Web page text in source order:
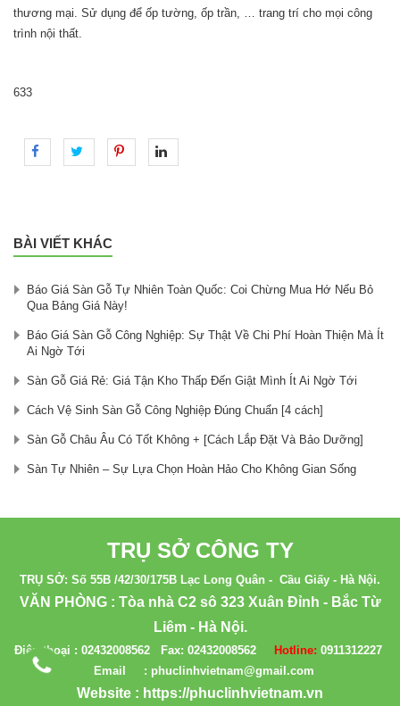
thương mại. Sử dụng để ốp tường, ốp trần, … trang trí cho mọi công
trình nội thất.
633
BÀI VIẾT KHÁC
Báo Giá Sàn Gỗ Tự Nhiên Toàn Quốc: Coi Chừng Mua Hớ Nếu Bỏ
Qua Bảng Giá Này!
Báo Giá Sàn Gỗ Công Nghiệp: Sự Thật Về Chi Phí Hoàn Thiện Mà Ít
Ai Ngờ Tới
Sàn Gỗ Giá Rẻ: Giá Tận Kho Thấp Đến Giật Mình Ít Ai Ngờ Tới
Cách Vệ Sinh Sàn Gỗ Công Nghiệp Đúng Chuẩn [4 cách]
Sàn Gỗ Châu Âu Có Tốt Không + [Cách Lắp Đặt Và Bảo Dưỡng]
Sàn Tự Nhiên – Sự Lựa Chọn Hoàn Hảo Cho Không Gian Sống
TRỤ SỞ CÔNG TY
TRỤ SỞ: Số 55B /42/30/175B Lạc Long Quân - Cầu Giấy - Hà Nội.
VĂN PHÒNG : Tòa nhà C2 sô 323 Xuân Đỉnh - Bắc Từ
Liêm - Hà Nội.
Điện thoại : 02432008562 Fax: 02432008562 Hotline: 0911312227
Email : phuclinhvietnam@gmail.com
Website : https://phuclinhvietnam.vn